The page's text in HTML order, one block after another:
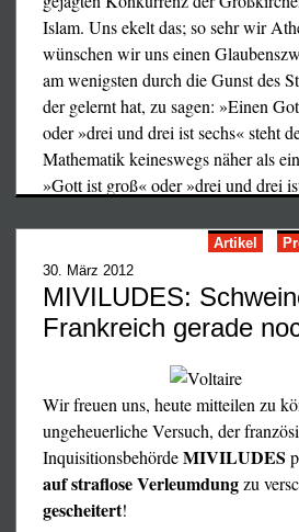
Solidaritätsinitiative für weitere
Unterstützung des ehemaligen
*
Was für ein hinterfotziges
parastaatlichen „Plattform“ und
bei der sozialen
Wohlverhalten, d.h. der Verzicht auf
und politische Erklärungen bei der
Verurteilung von Christophe
Ist das nicht der Tritt in den Hintern
demonstrativen Kniefall?
Und bitte eine Kopie an uns!
Mit voltairianischen Grüßen,
Anna Krafft
Bund gegen Anpassung
PS: Anbei unsere Protestbriefe an
Rundbrief vom 30.3.2012
Hier die offizielle Senatseite
233.html
Islam. Uns ekelt das; so sehr wir
wünschen wir uns einen
am wenigsten durch die Gunst des
der gelernt hat, zu sagen: »Einen
oder »drei und drei ist sechs« steht
Mathematik keineswegs näher als
»Gott ist groß« oder »drei und drei
staatlichen Zwang noch durch
nur durch die Freiheit der
Daher bedeutet uns diese Freiheit
dann etwas, wenn es deren
Dogma ist.
Das sehen unsere Mitatheisten,
französische Fraktion, ganz anders
keineswegs vor der Jagd auf kleine
Konkurrenten der Großkirchen auf
organisierten Phantasien, sondern
durch das Mitmachen bei deren
Artikel
30. März 2012
MIVILUDES:
Frankreich gerade
Wir freuen uns, heute mitteilen zu
ungeheuerliche Versuch, der
InquisitionsbehördeMIVILUDES
auf straflose Verleumdungzu
gescheitert!